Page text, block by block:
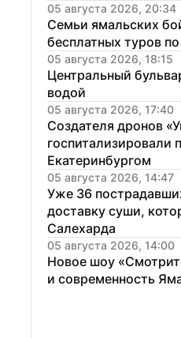
05 августа 2026, 20:34
Семьи ямальских
бесплатных туров
05 августа 2026, 18:15
Центральный
водой
05 августа 2026, 17:40
Создателя дронов
госпитализировали
Екатеринбургом
05 августа 2026, 14:47
Уже 36
доставку суши,
Салехарда
05 августа 2026, 14:00
Новое шоу
и современность